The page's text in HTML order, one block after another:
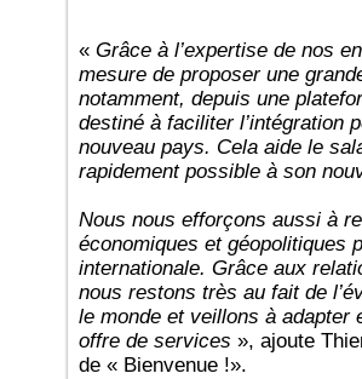
«Grâce à l’expertise de nos
mesure de proposer une
notamment, depuis une
destiné à faciliter
nouveau pays. Cela aide le
rapidement possible à son
Nous nous efforçons aussi à
économiques et
internationale. Grâce aux
nous restons très au fait de
le monde et veillons à
offre de services», ajoute
de « Bienvenue !».